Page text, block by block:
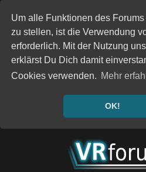
Um alle Funktionen des
zu stellen, ist die Verwendung
erforderlich. Mit der Nutzung
erklärst Du Dich damit
Cookies verwenden. Mehr
OK!